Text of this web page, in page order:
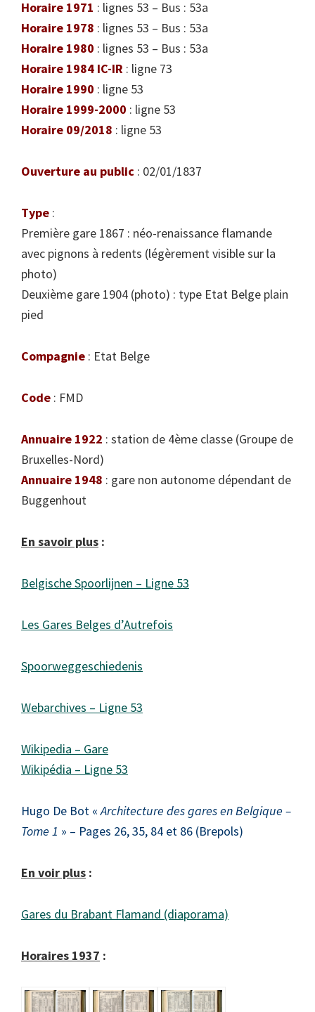
Horaire 1971 : lignes 53 – Bus : 53a
Horaire 1978 : lignes 53 – Bus : 53a
Horaire 1980 : lignes 53 – Bus : 53a
Horaire 1984 IC-IR : ligne 73
Horaire 1990 : ligne 53
Horaire 1999-2000 : ligne 53
Horaire 09/2018 : ligne 53
Ouverture au public : 02/01/1837
Type :
Première gare 1867 : néo-renaissance flamande
avec pignons à redents (légèrement visible sur la
photo)
Deuxième gare 1904 (photo) : type Etat Belge plain
pied
Compagnie : Etat Belge
Code : FMD
Annuaire 1922 : station de 4ème classe (Groupe de
Bruxelles-Nord)
Annuaire 1948 : gare non autonome dépendant de
Buggenhout
En savoir plus :
Belgische Spoorlijnen – Ligne 53
Les Gares Belges d’Autrefois
Spoorweggeschiedenis
Webarchives – Ligne 53
Wikipedia – Gare
Wikipédia – Ligne 53
Hugo De Bot «Architecture des gares en Belgique –
Tome 1 » – Pages 26, 35, 84 et 86 (Brepols)
En voir plus :
Gares du Brabant Flamand (diaporama)
Horaires 1937 :